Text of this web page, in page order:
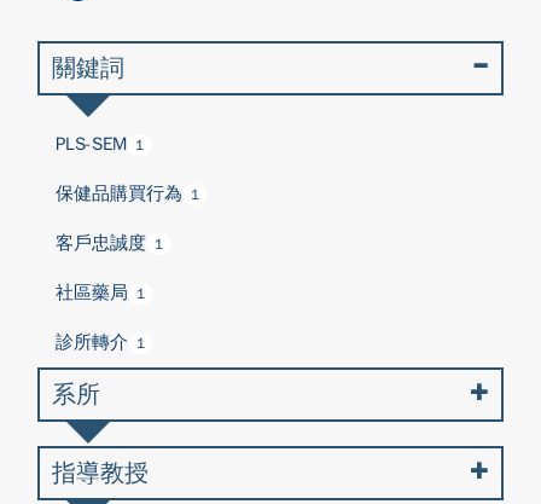
關鍵詞
PLS-SEM 1
保健品購買行為 1
客戶忠誠度 1
社區藥局 1
診所轉介 1
系所
指導教授